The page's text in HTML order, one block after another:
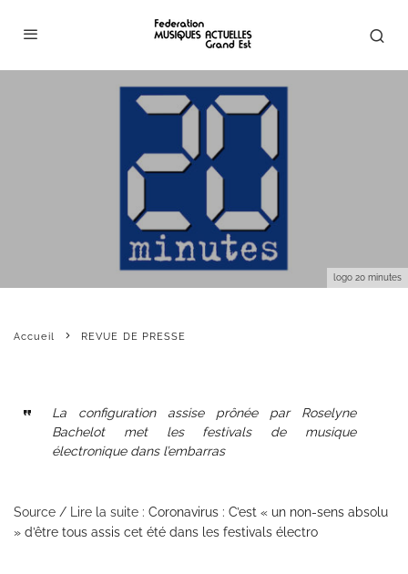
logo 20 minutes
Accueil REVUE DE PRESSE
La configuration assise prônée par Roselyne
Bachelot met les festivals de musique
électronique dans l’embarras
Source / Lire la suite : Coronavirus : C’est « un non-sens absolu
» d’être tous assis cet été dans les festivals électro